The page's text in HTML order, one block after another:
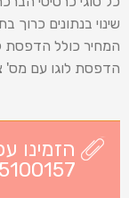
שינוי בנתונים
המחיר כולל הדפסת
הדפסת לוגו עם מס'
5100157